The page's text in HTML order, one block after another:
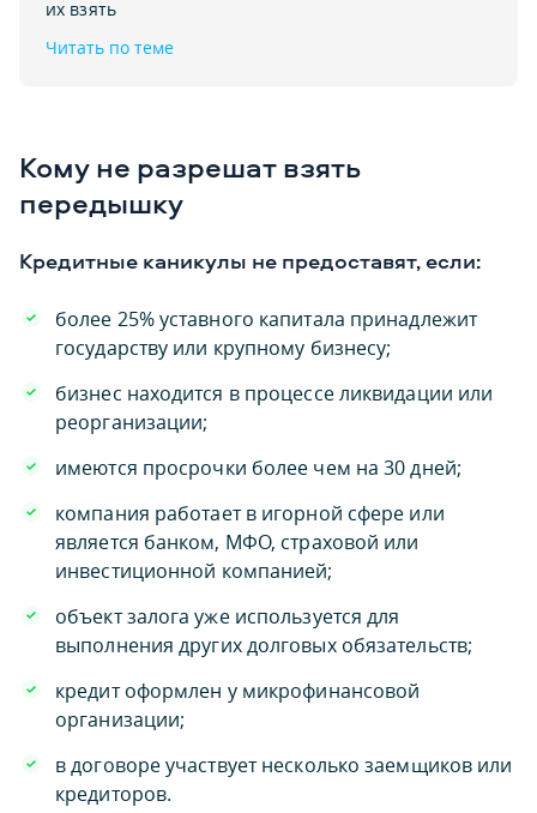
их взять
Читать по теме
Кому не разрешат взять
передышку
Кредитные каникулы не предоставят, если:
более 25% уставного капитала принадлежит
государству или крупному бизнесу;
бизнес находится в процессе ликвидации или
реорганизации;
имеются просрочки более чем на 30 дней;
компания работает в игорной сфере или
является банком, МФО, страховой или
инвестиционной компанией;
объект залога уже используется для
выполнения других долговых обязательств;
кредит оформлен у микрофинансовой
организации;
в договоре участвует несколько заемщиков или
кредиторов.